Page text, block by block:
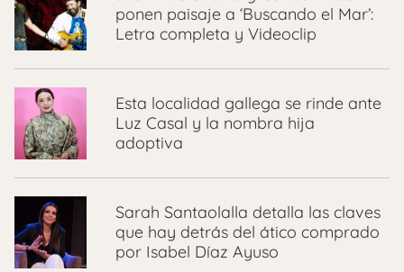
ponen paisaje a ‘Buscando el Mar’:
Letra completa y Videoclip
Esta localidad gallega se rinde ante
Luz Casal y la nombra hija
adoptiva
Sarah Santaolalla detalla las claves
que hay detrás del ático comprado
por Isabel Díaz Ayuso